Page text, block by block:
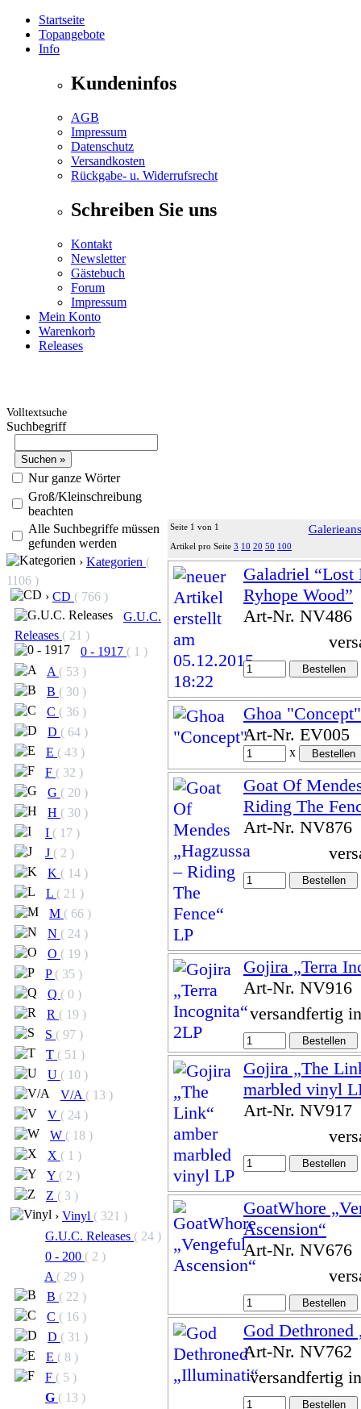
Startseite
Topangebote
Info
Kundeninfos
AGB
Impressum
Datenschutz
Versandkosten
Rückgabe- u. Widerrufsrecht
Schreiben Sie uns
Kontakt
Newsletter
Gästebuch
Forum
Impressum
Mein Konto
Warenkorb
Releases
Volltextsuche
Suchbegriff
Nur ganze Wörter
Groß/Kleinschreibung
beachten
Alle Suchbegriffe müssen
gefunden werden
› Kategorien (
1106 )
› CD ( 766 )
G.U.C.
Releases ( 21 )
0 - 1917 ( 1 )
A ( 53 )
B ( 30 )
C ( 36 )
D ( 64 )
E ( 43 )
F ( 32 )
G ( 20 )
H ( 30 )
I ( 17 )
J ( 2 )
K ( 14 )
L ( 21 )
M ( 66 )
N ( 24 )
O ( 19 )
P ( 35 )
Q ( 0 )
R ( 19 )
S ( 97 )
T ( 51 )
U ( 10 )
V/A ( 13 )
V ( 24 )
W ( 18 )
X ( 1 )
Y ( 2 )
Z ( 3 )
› Vinyl ( 321 )
G.U.C. Releases ( 24 )
0 - 200 ( 2 )
A ( 29 )
B ( 22 )
C ( 16 )
D ( 31 )
E ( 8 )
F ( 5 )
G ( 13 )
Seite 1 von 1
Artikel pro Seite 3 10 20 50 100
Galadriel “Lost
Ryhope Wood”
Art-Nr. NV486
Ghoa "Concept"
Art-Nr. EV005
x
Goat Of
Riding The
Art-Nr. NV876
Gojira „Terra
Art-Nr. NV916
versandfertig
Gojira „The
marbled vinyl
Art-Nr. NV917
GoatWhore
Ascension“
Art-Nr. NV676
God
Art-Nr. NV762
versandfertig